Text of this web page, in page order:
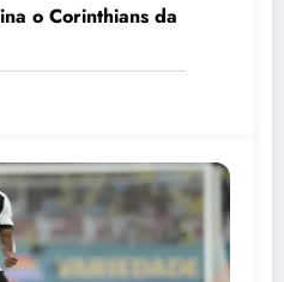
o Corinthians da